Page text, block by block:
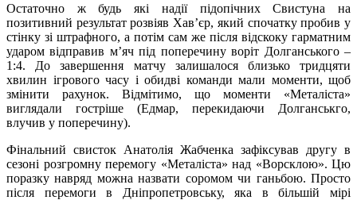
Остаточно ж будь які надії підопічних Свистуна на
позитивний результат розвіяв Хав’єр, який спочатку пробив у
стінку зі штрафного, а потім сам же після відскоку гарматним
ударом відправив м’яч під поперечину воріт Долганського –
1:4. До завершення матчу залишалося близько тридцяти
хвилин ігрового часу і обидві команди мали моменти, щоб
змінити рахунок. Відмітимо, що моменти «Металіста»
виглядали гостріше (Едмар, перекидаючи Долганськго,
влучив у поперечину).
Фінальний свисток Анатолія Жабченка зафіксував другу в
сезоні розгромну перемогу «Металіста» над «Ворсклою». Цю
поразку навряд можна назвати соромом чи ганьбою. Просто
після перемоги в Дніпропетровську, яка в більшій мірі